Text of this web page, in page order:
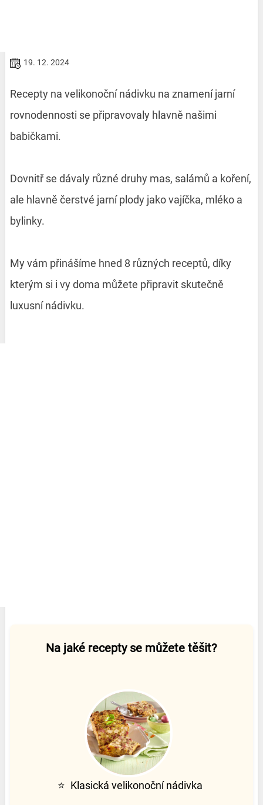
19. 12. 2024
Recepty na velikonoční nádivku na znamení jarní
rovnodennosti se připravovaly hlavně našimi
babičkami.
Dovnitř se dávaly různé druhy mas, salámů a koření,
ale hlavně čerstvé jarní plody jako vajíčka, mléko a
bylinky.
My vám přinášíme hned 8 různých receptů, díky
kterým si i vy doma můžete připravit skutečně
luxusní nádivku.
Na jaké recepty se můžete těšit?
⭐ Klasická velikonoční nádivka